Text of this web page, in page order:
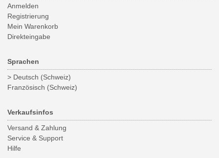
Anmelden
Registrierung
Mein Warenkorb
Direkteingabe
Sprachen
> Deutsch (Schweiz)
Französisch (Schweiz)
Verkaufsinfos
Versand & Zahlung
Service & Support
Hilfe